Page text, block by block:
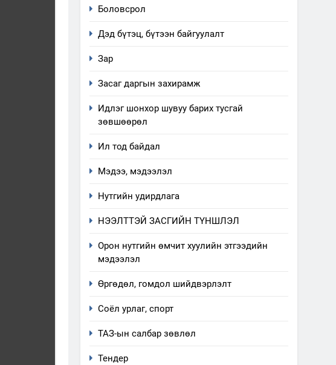
Боловсрол
Дэд бүтэц, бүтээн байгуулалт
Зар
Засаг даргын захирамж
Идлэг шонхор шувуу барих тусгай
зөвшөөрөл
Ил тод байдал
Мэдээ, мэдээлэл
Нутгийн удирдлага
НЭЭЛТТЭЙ ЗАСГИЙН ТҮНШЛЭЛ
Орон нутгийн өмчит хуулийн этгээдийн
мэдээлэл
Өргөдөл, гомдол шийдвэрлэлт
Соёл урлаг, спорт
ТАЗ-ын салбар зөвлөл
Тендер